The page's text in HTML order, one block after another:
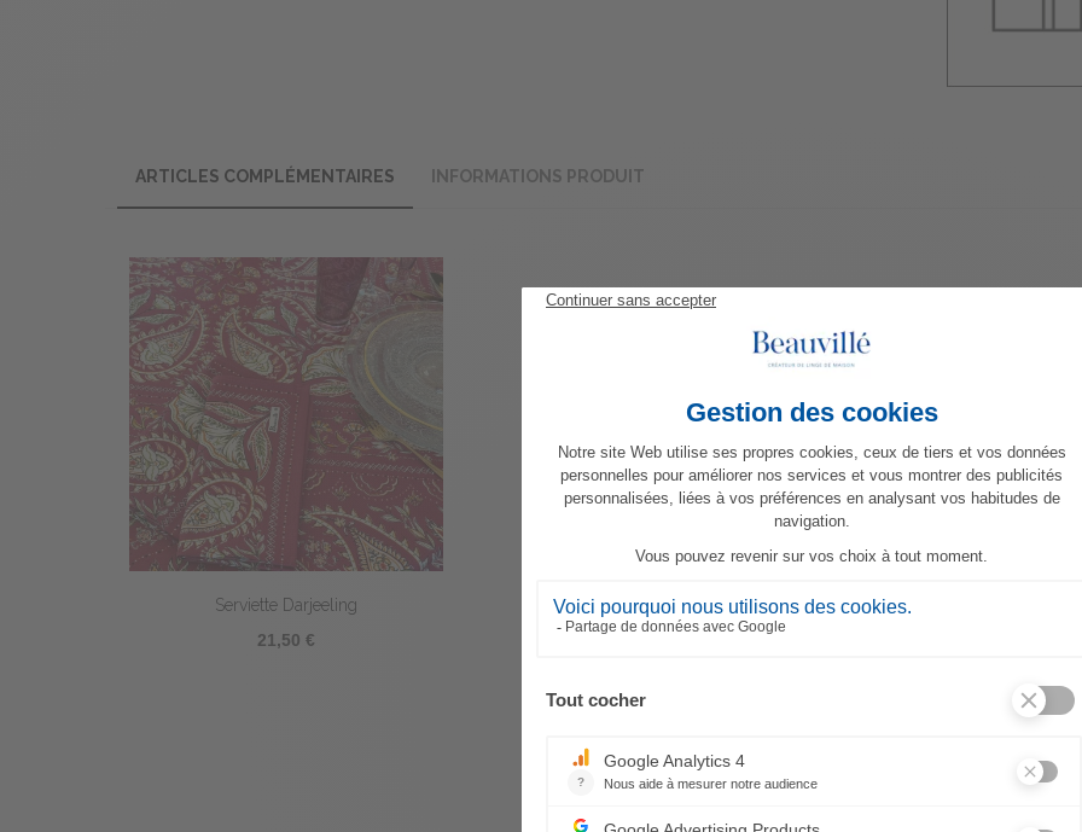
ARTICLES COMPLÉMENTAIRES INFORMATIONS PRODUIT
Serviette Darjeeling
21,50 €
CES PRODUITS PEUVENT AUSSI VOUS